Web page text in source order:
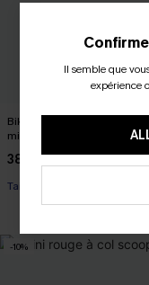
Bikini bleu jambe découpée
milieu taille haute
38,00 €
Taille haute
-10%
Il semble que
expérience